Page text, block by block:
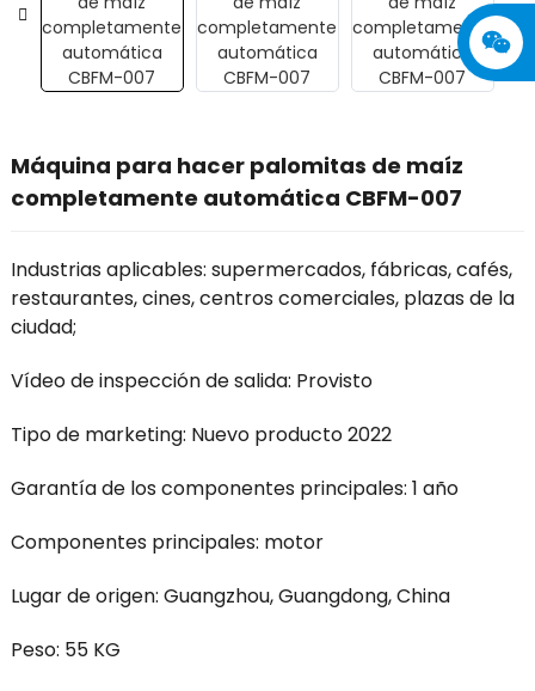
Máquina para hacer palomitas de maíz
completamente automática CBFM-007
Industrias aplicables: supermercados, fábricas, cafés,
restaurantes, cines, centros comerciales, plazas de la
ciudad;
Vídeo de inspección de salida: Provisto
Tipo de marketing: Nuevo producto 2022
Garantía de los componentes principales: 1 año
Componentes principales: motor
Lugar de origen: Guangzhou, Guangdong, China
Peso: 55 KG